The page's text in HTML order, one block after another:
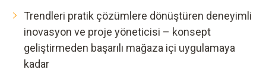
Trendleri pratik çözümlere dönüştüren deneyimli
inovasyon ve proje yöneticisi – konsept
geliştirmeden başarılı mağaza içi uygulamaya
kadar